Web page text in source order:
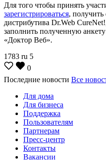
Для того чтобы принять
зарегистрироваться, получить
дистрибутива Dr.Web
заполнить полученную
«Доктор Веб».
1783 ru 5
0
Последние новости Все
Для дома
Для бизнеса
Поддержка
Пользователям
Партнерам
Пресс-центр
Контакты
Вакансии